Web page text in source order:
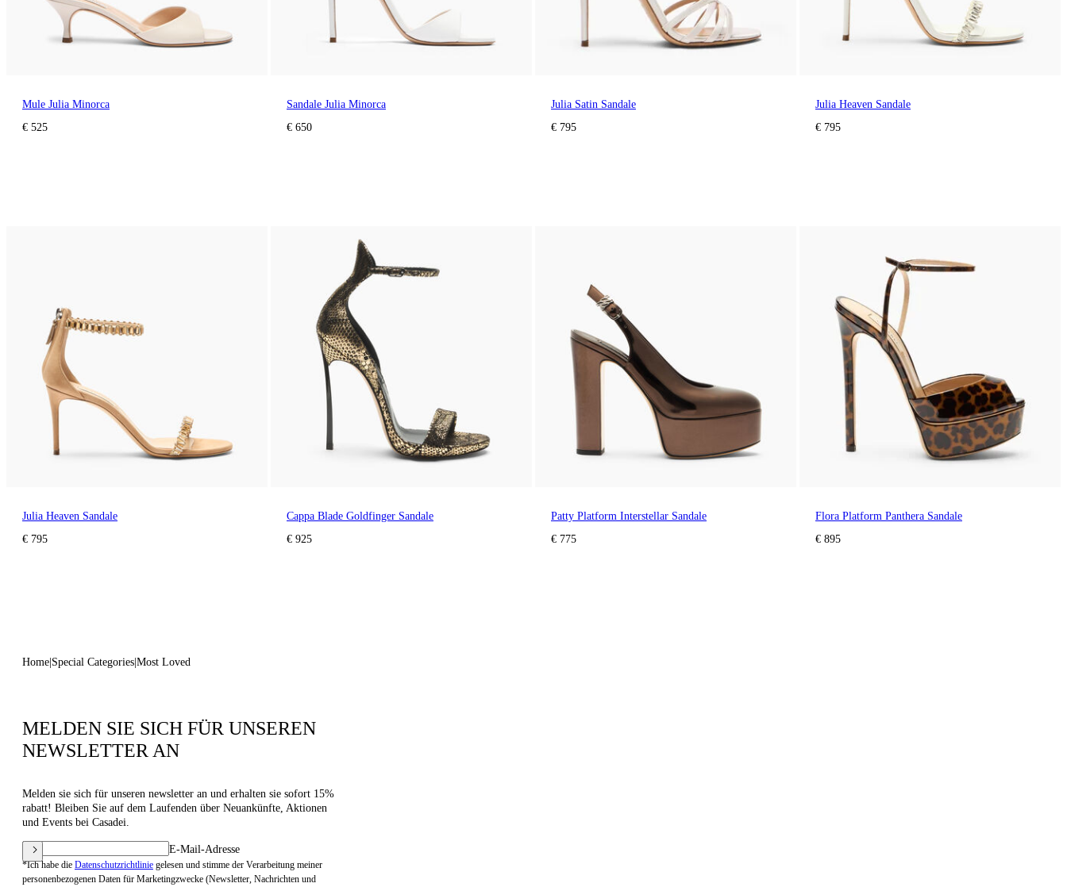
Mule Julia Minorca
€ 525
Sandale Julia Minorca
€ 650
Julia Satin Sandale
€ 795
Julia Heaven Sandale
€ 795
Julia Heaven Sandale
€ 795
Cappa Blade Goldfinger Sandale
€ 925
Patty Platform Interstellar Sandale
€ 775
Flora Platform Panthera Sandale
€ 895
Home Special Categories Most Loved
MELDEN SIE SICH FÜR UNSEREN
NEWSLETTER AN
Melden sie sich für unseren newsletter an und erhalten sie sofort 15%
rabatt! Bleiben Sie auf dem Laufenden über Neuankünfte, Aktionen
und Events bei Casadei.
E-Mail-Adresse
*Ich habe die Datenschutzrichtlinie gelesen und stimme der Verarbeitung meiner
personenbezogenen Daten für Marketingzwecke (Newsletter, Nachrichten und